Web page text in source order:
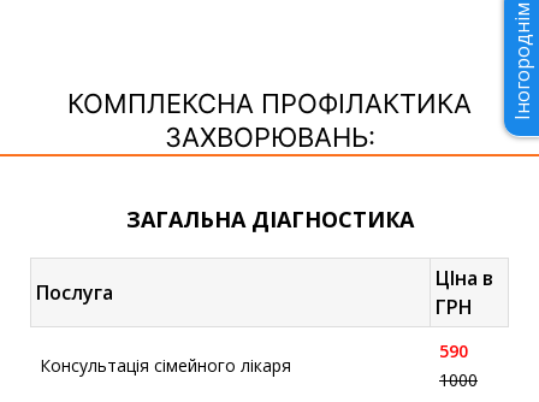
КОМПЛЕКСНА ПРОФІЛАКТИКА
ЗАХВОРЮВАНЬ:
ЗАГАЛЬНА ДІАГНОСТИКА
Послуга
ЦІна в
ГРН
Консультація сімейного лікаря
590
1000
Іногороднім